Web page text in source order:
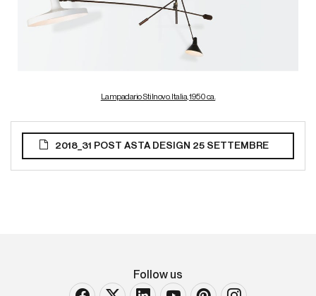
Lampadario Stilnovo. Italia, 1950 ca.
2018_31 POST ASTA DESIGN 25 SETTEMBRE
Follow us